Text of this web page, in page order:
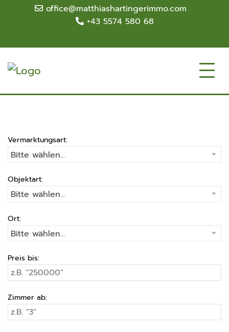
office@matthiashartingerimmo.com
+43 5574 580 68
Vermarktungsart:
Bitte wählen...
Objektart:
Bitte wählen...
Ort:
Bitte wählen...
Preis bis:
Zimmer ab: